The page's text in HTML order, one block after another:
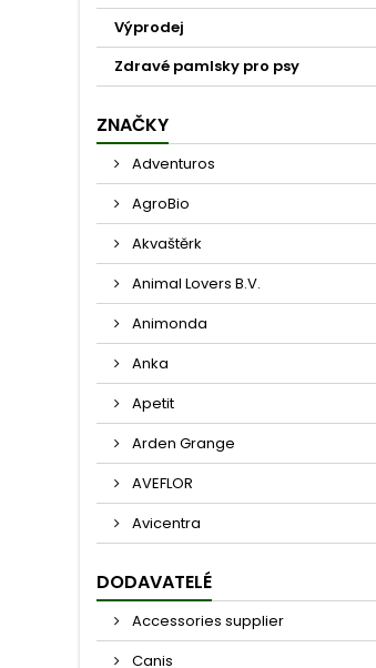
Výprodej
Zdravé pamlsky pro psy
ZNAČKY
Adventuros
AgroBio
Akvaštěrk
Animal Lovers B.V.
Animonda
Anka
Apetit
Arden Grange
AVEFLOR
Avicentra
DODAVATELÉ
Accessories supplier
Canis